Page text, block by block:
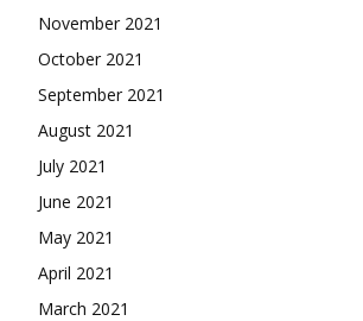
November 2021
October 2021
September 2021
August 2021
July 2021
June 2021
May 2021
April 2021
March 2021